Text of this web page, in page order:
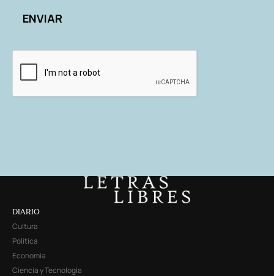
DIARIO
Cultura
Política
Economía
Ciencia y Tecnología